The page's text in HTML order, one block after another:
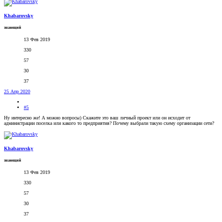
Khabarovsky
знающий
13 Фев 2019
330
57
30
37
25 Апр 2020
#5
Ну интересно же! А можно вопросы) Скажите это ваш личный проект или он исходит от
администрации поселка или какого то предприятия? Почему выбрали такую схему организации сети?
Khabarovsky
знающий
13 Фев 2019
330
57
30
37